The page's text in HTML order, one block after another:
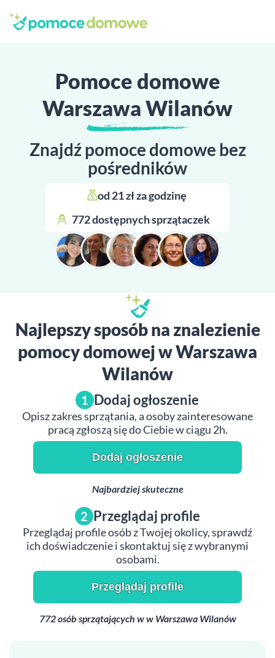
Pomoce domowe
Warszawa Wilanów
Znajdź pomoce domowe bez
pośredników
od 21 zł za godzinę
772 dostępnych sprzątaczek
Najlepszy sposób na znalezienie
pomocy domowej w Warszawa
Wilanów
1 Dodaj ogłoszenie
Opisz zakres sprzątania, a osoby zainteresowane
pracą zgłoszą się do Ciebie w ciągu 2h.
Dodaj ogłoszenie
Najbardziej skuteczne
2 Przeglądaj profile
Przeglądaj profile osób z Twojej okolicy, sprawdź
ich doświadczenie i skontaktuj się z wybranymi
osobami.
Przeglądaj profile
772 osób sprzątających w w Warszawa Wilanów